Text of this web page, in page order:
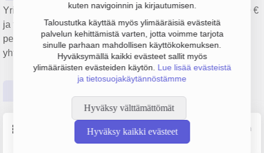
kuten navigoinnin ja kirjautumisen.
Taloustutka käyttää myös ylimääräisiä evästeitä
palvelun kehittämistä varten, jotta voimme tarjota
sinulle parhaan mahdollisen käyttökokemuksen.
Hyväksymällä kaikki evästeet sallit myös
ylimääräisten evästeiden käytön. Lue lisää evästeistä
ja tietosuojakäytännöstämme
Hyväksy välttämättömät
Hyväksy kaikki evästeet
Yrityksen Kauniaisten Talonmiehet Oy liikevaihto on 80 000 €
ja tulos 14 000 €. Sen päätoimiala on Kiinteistönhoito,
perustamisvuosi 2008 ja sijainti Kauniainen. Yrityksen
yhtiömuoto Osakeyhtiö (OY).
Lähde: YTJ, PRH, Traficom